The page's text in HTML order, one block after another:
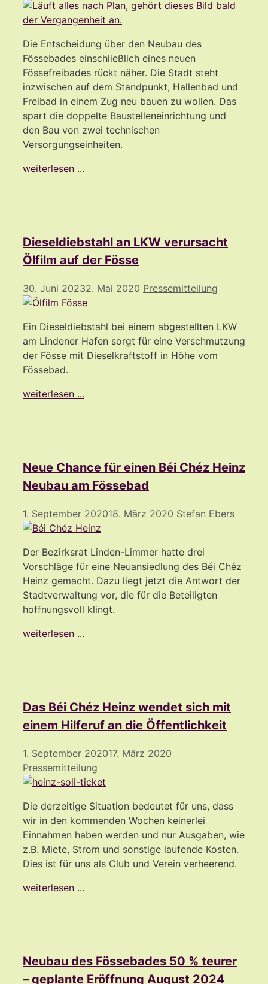
Die Entscheidung über den Neubau des
Fössebades einschließlich eines neuen
Fössefreibades rückt näher. Die Stadt steht
inzwischen auf dem Standpunkt, Hallenbad und
Freibad in einem Zug neu bauen zu wollen. Das
spart die doppelte Baustelleneinrichtung und
den Bau von zwei technischen
Versorgungseinheiten.
weiterlesen ...
Dieseldiebstahl an LKW verursacht
Ölfilm auf der Fösse
30. Juni 20232. Mai 2020 Pressemitteilung
Ein Dieseldiebstahl bei einem abgestellten LKW
am Lindener Hafen sorgt für eine Verschmutzung
der Fösse mit Dieselkraftstoff in Höhe vom
Fössebad.
weiterlesen ...
Neue Chance für einen Béi Chéz Heinz
Neubau am Fössebad
1. September 202018. März 2020 Stefan Ebers
Der Bezirksrat Linden-Limmer hatte drei
Vorschläge für eine Neuansiedlung des Béi Chéz
Heinz gemacht. Dazu liegt jetzt die Antwort der
Stadtverwaltung vor, die für die Beteiligten
hoffnungsvoll klingt.
weiterlesen ...
Das Béi Chéz Heinz wendet sich mit
einem Hilferuf an die Öffentlichkeit
1. September 202017. März 2020
Pressemitteilung
Die derzeitige Situation bedeutet für uns, dass
wir in den kommenden Wochen keinerlei
Einnahmen haben werden und nur Ausgaben, wie
z.B. Miete, Strom und sonstige laufende Kosten.
Dies ist für uns als Club und Verein verheerend.
weiterlesen ...
Neubau des Fössebades 50 % teurer
– geplante Eröffnung August 2024